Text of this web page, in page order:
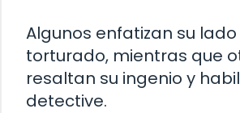
Algunos enfatizan su
torturado, mientras que
resaltan su ingenio y
detective.